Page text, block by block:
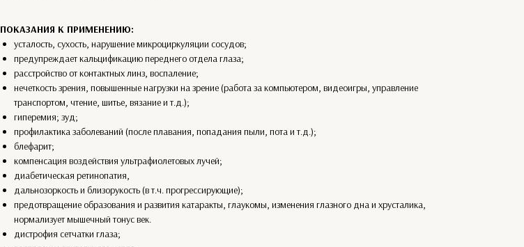
ПОКАЗАНИЯ К ПРИМЕНЕНИЮ:
усталость, сухость, нарушение микроциркуляции сосудов;
предупреждает кальцификацию переднего отдела глаза;
расстройство от контактных линз, воспаление;
нечеткость зрения, повышенные нагрузки на зрение (работа за компьютером, видеоигры, управление
транспортом, чтение, шитье, вязание и т.д.);
гиперемия; зуд;
профилактика заболеваний (после плавания, попадания пыли, пота и т.д.);
блефарит;
компенсация воздействия ультрафиолетовых лучей;
диабетическая ретинопатия,
дальнозоркость и близорукость (в т.ч. прогрессирующие);
предотвращение образования и развития катаракты, глаукомы, изменения глазного дна и хрусталика,
нормализует мышечный тонус век.
дистрофия сетчатки глаза;